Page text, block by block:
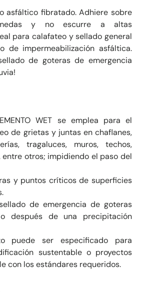
asfáltico fibratado. Adhiere sobre
y no escurre a altas
para calafateo y sellado general
de impermeabilización asfáltica.
de goteras de emergencia
WET se emplea para el
de grietas y juntas en chaflanes,
tragaluces, muros, techos,
entre otros; impidiendo el paso del
y puntos críticos de superficies
de emergencia de goteras
después de una precipitación
puede ser especificado para
sustentable o proyectos
con los estándares requeridos.